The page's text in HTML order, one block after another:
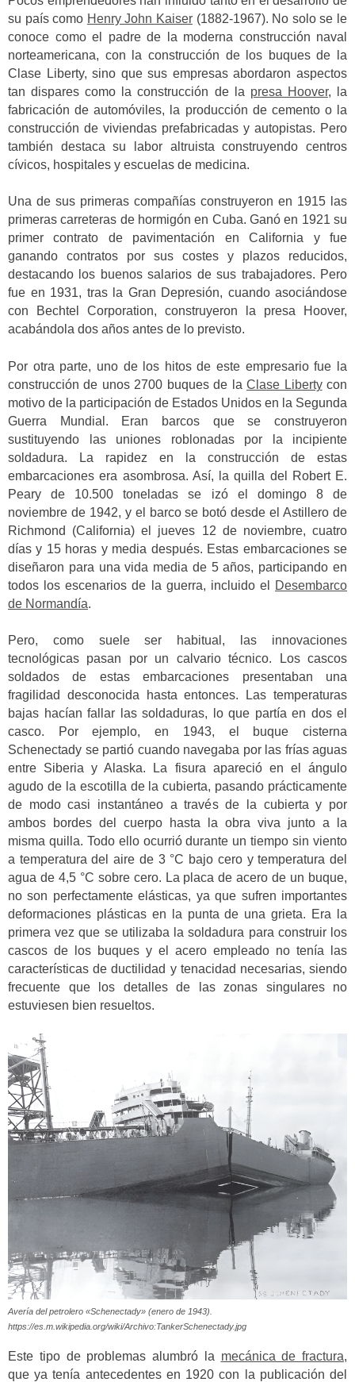
su país como Henry John Kaiser (1882-1967). No solo se le
conoce como el padre de la moderna construcción naval
norteamericana, con la construcción de los buques de la
Clase Liberty, sino que sus empresas abordaron aspectos
tan dispares como la construcción de la presa Hoover, la
fabricación de automóviles, la producción de cemento o la
construcción de viviendas prefabricadas y autopistas. Pero
también destaca su labor altruista construyendo centros
cívicos, hospitales y escuelas de medicina.
Una de sus primeras compañías construyeron en 1915 las
primeras carreteras de hormigón en Cuba. Ganó en 1921 su
primer contrato de pavimentación en California y fue
ganando contratos por sus costes y plazos reducidos,
destacando los buenos salarios de sus trabajadores. Pero
fue en 1931, tras la Gran Depresión, cuando asociándose
con Bechtel Corporation, construyeron la presa Hoover,
acabándola dos años antes de lo previsto.
Por otra parte, uno de los hitos de este empresario fue la
construcción de unos 2700 buques de laClase Libertycon
motivo de la participación de Estados Unidos en la Segunda
Guerra Mundial. Eran barcos que se construyeron
sustituyendo las uniones roblonadas por la incipiente
soldadura. La rapidez en la construcción de estas
embarcaciones era asombrosa. Así, la quilla del Robert E.
Peary de 10.500 toneladas se izó el domingo 8 de
noviembre de 1942, y el barco se botó desde el Astillero de
Richmond (California) el jueves 12 de noviembre, cuatro
días y 15 horas y media después. Estas embarcaciones se
diseñaron para una vida media de 5 años, participando en
todos los escenarios de la guerra, incluido el
Desembarco
de Normandía.
Pero, como suele ser habitual, las innovaciones
tecnológicas pasan por un calvario técnico. Los cascos
soldados de estas embarcaciones presentaban una
fragilidad desconocida hasta entonces. Las temperaturas
bajas hacían fallar las soldaduras, lo que partía en dos el
casco. Por ejemplo, en 1943, el buque cisterna
Schenectady se partió cuando navegaba por las frías aguas
entre Siberia y Alaska. La fisura apareció en el ángulo
agudo de la escotilla de la cubierta, pasando prácticamente
de modo casi instantáneo a través de la cubierta y por
ambos bordes del cuerpo hasta la obra viva junto a la
misma quilla. Todo ello ocurrió durante un tiempo sin viento
a temperatura del aire de 3 °C bajo cero y temperatura del
agua de 4,5 °C sobre cero. La placa de acero de un buque,
no son perfectamente elásticas, ya que sufren importantes
deformaciones plásticas en la punta de una grieta. Era la
primera vez que se utilizaba la soldadura para construir los
cascos de los buques y el acero empleado no tenía las
características de ductilidad y tenacidad necesarias, siendo
frecuente que los detalles de las zonas singulares no
estuviesen bien resueltos.
Avería del petrolero «Schenectady» (enero de 1943).
https://es.m.wikipedia.org/wiki/Archivo:TankerSchenectady.jpg
Este tipo de problemas alumbró la mecánica de fractura,
que ya tenía antecedentes en 1920 con la publicación del